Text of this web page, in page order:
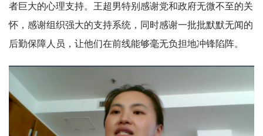
者巨大的心理支持。王超男特别感谢党和政府无微不至的关
怀，感谢组织强大的支持系统，同时感谢一批批默默无闻的
后勤保障人员，让他们在前线能够毫无负担地冲锋陷阵。